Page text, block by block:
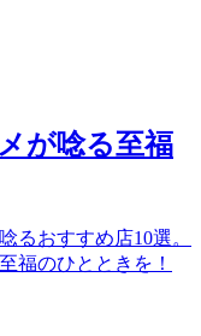
が唸る至福
るおすすめ店10選。
福のひとときを！